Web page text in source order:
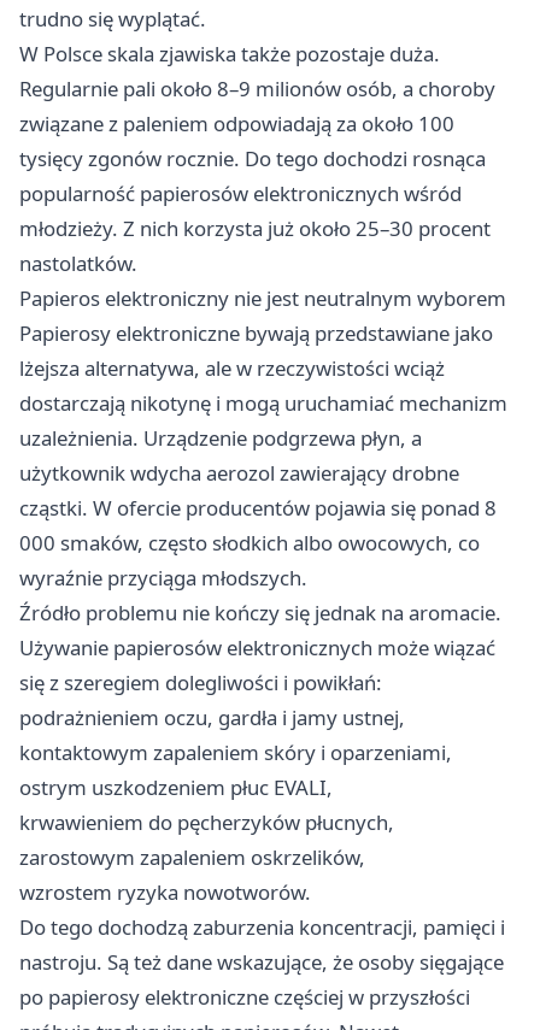
trudno się wyplątać.
W Polsce skala zjawiska także pozostaje duża.
Regularnie pali około 8–9 milionów osób, a choroby
związane z paleniem odpowiadają za około 100
tysięcy zgonów rocznie. Do tego dochodzi rosnąca
popularność papierosów elektronicznych wśród
młodzieży. Z nich korzysta już około 25–30 procent
nastolatków.
Papieros elektroniczny nie jest neutralnym wyborem
Papierosy elektroniczne bywają przedstawiane jako
lżejsza alternatywa, ale w rzeczywistości wciąż
dostarczają nikotynę i mogą uruchamiać mechanizm
uzależnienia. Urządzenie podgrzewa płyn, a
użytkownik wdycha aerozol zawierający drobne
cząstki. W ofercie producentów pojawia się ponad 8
000 smaków, często słodkich albo owocowych, co
wyraźnie przyciąga młodszych.
Źródło problemu nie kończy się jednak na aromacie.
Używanie papierosów elektronicznych może wiązać
się z szeregiem dolegliwości i powikłań:
podrażnieniem oczu, gardła i jamy ustnej,
kontaktowym zapaleniem skóry i oparzeniami,
ostrym uszkodzeniem płuc EVALI,
krwawieniem do pęcherzyków płucnych,
zarostowym zapaleniem oskrzelików,
wzrostem ryzyka nowotworów.
Do tego dochodzą zaburzenia koncentracji, pamięci i
nastroju. Są też dane wskazujące, że osoby sięgające
po papierosy elektroniczne częściej w przyszłości